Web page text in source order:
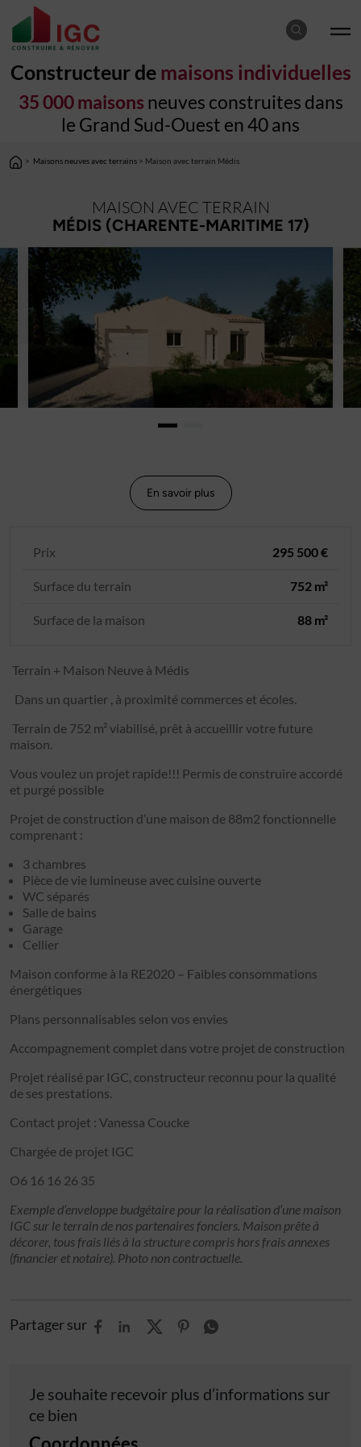
Constructeur de maisons individuelles
35 000 maisons neuves construites dans
le Grand Sud-Ouest en 40 ans
> Maisons neuves avec terrains > Maison avec terrain Médis
MAISON AVEC TERRAIN
MÉDIS (CHARENTE-MARITIME 17)
En savoir plus
Prix 295 500 €
Surface du terrain 752 m²
Surface de la maison 88 m²
Terrain + Maison Neuve à Médis
Dans un quartier , à proximité commerces et écoles.
Terrain de 752 m² viabilisé, prêt à accueillir votre future
maison.
Vous voulez un projet rapide!!! Permis de construire accordé
et purgé possible
Projet de construction d’une maison de 88m2 fonctionnelle
comprenant :
3 chambres
Pièce de vie lumineuse avec cuisine ouverte
WC séparés
Salle de bains
Garage
Cellier
Maison conforme à la RE2020 – Faibles consommations
énergétiques
Plans personnalisables selon vos envies
Accompagnement complet dans votre projet de construction
Projet réalisé par IGC, constructeur reconnu pour la qualité
de ses prestations.
Contact projet : Vanessa Coucke
Chargée de projet IGC
O6 16 16 26 35
Exemple d’enveloppe budgétaire pour la réalisation d’une maison
IGC sur le terrain de nos partenaires fonciers. Maison prête à
décorer, tous frais liés à la structure compris hors frais annexes
(financier et notaire). Photo non contractuelle.
Partager sur
Je souhaite recevoir plus d’informations sur
ce bien